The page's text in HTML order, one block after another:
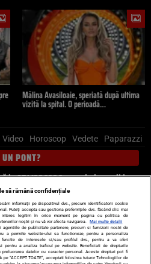
Mălina Avasiloaie, speriată după ultima
vizită la spital. O perioadă…
Video Horoscop Vedete Paparazzi
PONT?
la 0741226226 sau trimite mail la
Știri externe
Politică
Dictionar de vise
LIFE STYLE
să rămână confidențiale
informații pe dispozitivul dvs., precum identificatorii cookie
Puteți accepta sau gestiona preferințele dvs. făcând clic mai
legitim în orice moment pe pagina cu politica de
noștri și nu vă vor afecta navigarea.
Mai multe detalii
de publicitate partenere, precum si furnizorii nostri de
a permite website-ului sa functioneze, pentru a personaliza
de interesele si/sau profilul dvs., pentru a va oferi
pentru a analiza traficul pe website. Beneficiati de drepturile
prelucrarea datelor cu caracter personal. Aceste drepturi pot fi
pe “ACCEPT TOATE”, acceptati folosirea tuturor Tehnologiilor de